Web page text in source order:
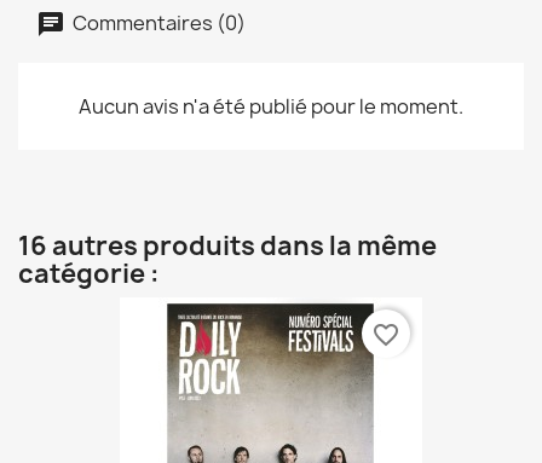
Commentaires (0)
Aucun avis n'a été publié pour le moment.
16 autres produits dans la même
catégorie :
favorite_border